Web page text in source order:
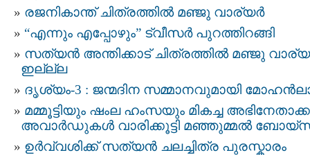
രജനികാന്ത് ചിത്രത്തിൽ മഞ്ജു വാര്യര്‍
“എന്നും എപ്പോഴും” ട്വീസര്‍ പുറത്തിറങ്ങി
സത്യന്‍ അന്തിക്കാട് ചിത്രത്തില്‍ മഞ്ജു
ഇല്ല്ല
ദൃശ്യം-3 : ജന്മദിന സമ്മാനവുമായി
മമ്മൂട്ടിയും ഷംല ഹംസയും മികച്ച
അവാർഡുകൾ വാരിക്കൂട്ടി മഞ്ഞുമ്മൽ
ഉർവ്വശിക്ക് സത്യൻ ചലച്ചിത്ര പുരസ്കാരം